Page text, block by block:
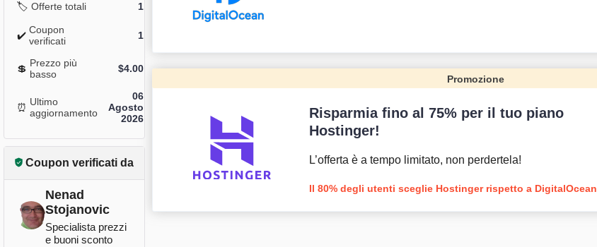
🏷️ Offerte totali 1
✔️ Coupon
verificati
1
💲 Prezzo più
basso
$4.00
⏰ Ultimo
aggiornamento
06
Agosto
2026
Coupon verificati da
Nenad
Stojanovic
Specialista prezzi
e buoni sconto
Promozione
Risparmia fino al 75% per il tuo piano
Hostinger!
L’offerta è a tempo limitato, non perdertela!
Il 80% degli utenti sceglie Hostinger rispetto a DigitalOcean